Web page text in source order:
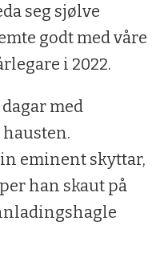
seg sjølve
godt med våre
i 2022.
med
eminent skyttar,
han skaut på